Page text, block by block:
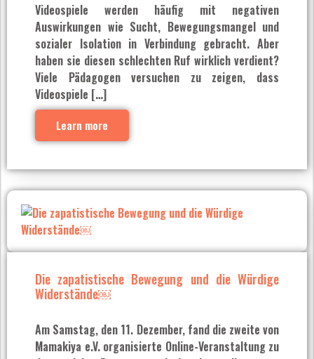
Videospiele werden häufig mit negativen
Auswirkungen wie Sucht, Bewegungsmangel und
sozialer Isolation in Verbindung gebracht. Aber
haben sie diesen schlechten Ruf wirklich verdient?
Viele Pädagogen versuchen zu zeigen, dass
Videospiele […]
Learn more
Die zapatistische Bewegung und die Würdige
Widerstände￼
Am Samstag, den 11. Dezember, fand die zweite von
Mamakiya e.V. organisierte Online-Veranstaltung zu